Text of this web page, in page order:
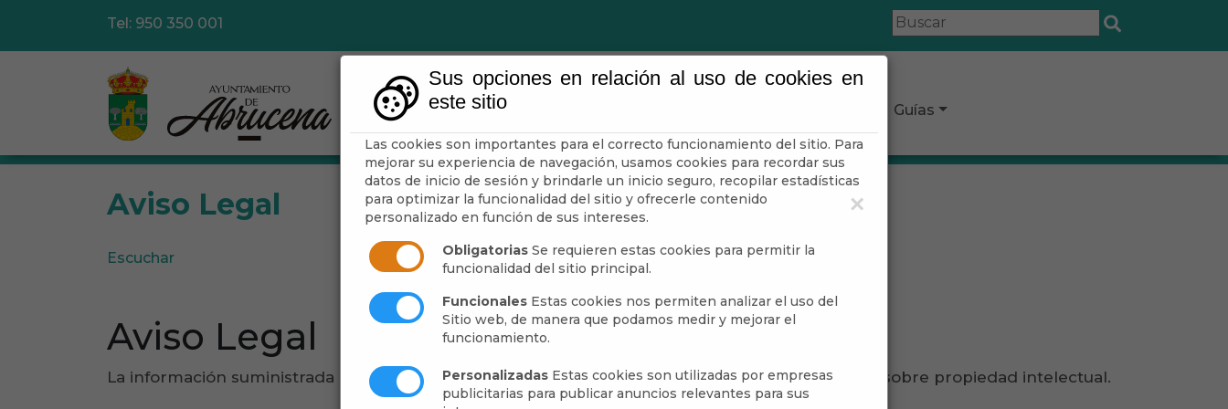
×
Sus opciones en relación al uso de cookies en
este sitio
Las cookies son importantes para el correcto funcionamiento del sitio. Para
mejorar su experiencia de navegación, usamos cookies para recordar sus
datos de inicio de sesión y brindarle un inicio seguro, recopilar estadísticas
para optimizar la funcionalidad del sitio y ofrecerle contenido
personalizado en función de sus intereses.
Obligatorias Se requieren estas cookies para permitir la
funcionalidad del sitio principal.
Funcionales Estas cookies nos permiten analizar el uso del
Sitio web, de manera que podamos medir y mejorar el
funcionamiento.
Personalizadas Estas cookies son utilizadas por empresas
publicitarias para publicar anuncios relevantes para sus
Tel: 950 350 001
Guías
Aviso Legal
Escuchar
Aviso Legal
La información suministrada a través de este sitio web se encuentra protegida por la legislación sobre propiedad intelectual.